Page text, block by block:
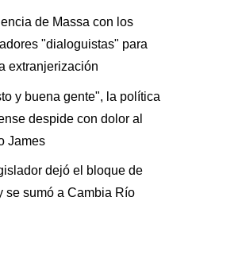
de Massa con los
"dialoguistas" para
extranjerización
y buena gente", la política
despide con dolor al
James
dejó el bloque de
se sumó a Cambia Río